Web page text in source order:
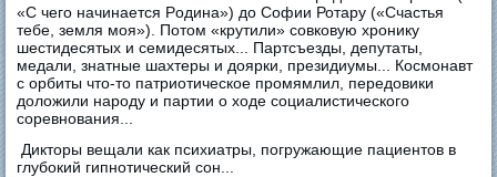
«С чего начинается Pодина») до Софии Ротару («Счастья
тебе, земля моя»). Потом «крутили» совковую хронику
шестидесятых и семидесятых... Партсъезды, депутаты,
медали, знатные шахтеры и доярки, президиумы... Космонавт
с орбиты что-то патриотическое промямлил, передовики
доложили народу и партии о ходе социалистического
соревнования...
Дикторы вещали как психиатры, погружающие пациентов в
глубокий гипнотический сон...